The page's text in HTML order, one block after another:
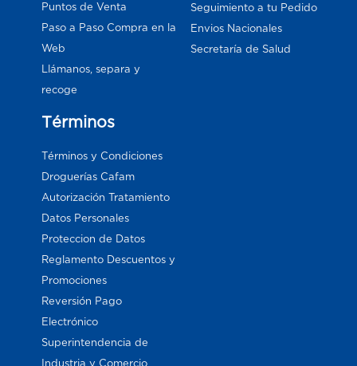
Puntos de Venta
Paso a Paso Compra en la
Web
Llámanos, separa y
recoge
Seguimiento a tu Pedido
Envios Nacionales
Secretaría de Salud
Términos
Términos y Condiciones
Droguerías Cafam
Autorización Tratamiento
Datos Personales
Proteccion de Datos
Reglamento Descuentos y
Promociones
Reversión Pago
Electrónico
Superintendencia de
Industria y Comercio